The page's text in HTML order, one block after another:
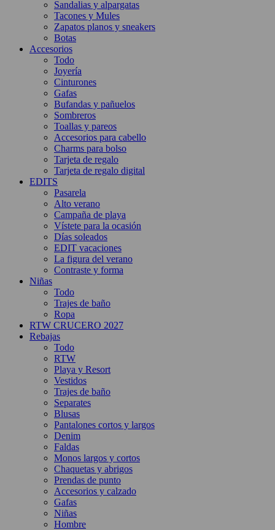
Sandalias y alpargatas
Tacones y Mules
Zapatos planos y sneakers
Botas
Accesorios
Todo
Joyería
Cinturones
Gafas
Bufandas y pañuelos
Sombreros
Toallas y pareos
Accesorios para cabello
Charms para bolso
Tarjeta de regalo
Tarjeta de regalo digital
EDITS
Pasarela
Alto verano
Campaña de playa
Vístete para la ocasión
Días soleados
EDIT vacaciones
La figura del verano
Contraste y forma
Niñas
Todo
Trajes de baño
Ropa
RTW CRUCERO 2027
Rebajas
Todo
RTW
Playa y Resort
Vestidos
Trajes de baño
Separates
Blusas
Pantalones cortos y largos
Denim
Faldas
Monos largos y cortos
Chaquetas y abrigos
Prendas de punto
Accesorios y calzado
Gafas
Niñas
Hombre